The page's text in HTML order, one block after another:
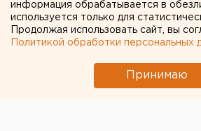
информация обрабатывается в
используется только для
Продолжая использовать сайт, вы
Политикой обработки персональных
Принимаю